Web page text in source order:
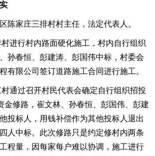
陈家庄三排村村主任，法定代表人。
进行村内路面硬化施工，村内自行组织
孙春恒、彭建涛、彭国伟中标，村委会
有限公司签订道路施工合同进行施工。
通过召开村民代表会确定自行组织招投
金修路，崔文林、孙春恒、彭国伟、彭建
投标人，用钱补偿作为其他投标人退出
人中标。此次修路只是约定修村内两条
程量，因每家每户难以协调，施工进行